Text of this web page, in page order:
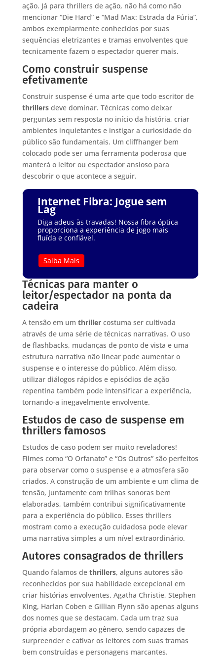
ação. Já para thrillers de ação, não há como não
mencionar “Die Hard” e “Mad Max: Estrada da Fúria”,
ambos exemplarmente conhecidos por suas
sequências eletrizantes e tramas envolventes que
tecnicamente fazem o espectador querer mais.
Como construir suspense
efetivamente
Construir suspense é uma arte que todo escritor de
thrillersdeve dominar. Técnicas como deixar
perguntas sem resposta no início da história, criar
ambientes inquietantes e instigar a curiosidade do
público são fundamentais. Um cliffhanger bem
colocado pode ser uma ferramenta poderosa que
manterá o leitor ou espectador ansioso para
descobrir o que acontece a seguir.
Internet Fibra: Jogue sem
Lag
Diga adeus às travadas! Nossa fibra óptica
proporciona a experiência de jogo mais
fluída e confiável.
Saiba Mais
Técnicas para manter o
leitor/espectador na ponta da
cadeira
A tensão em um thrillercostuma ser cultivada
através de uma série de técnicas narrativas. O uso
de flashbacks, mudanças de ponto de vista e uma
estrutura narrativa não linear pode aumentar o
suspense e o interesse do público. Além disso,
utilizar diálogos rápidos e episódios de ação
repentina também pode intensificar a experiência,
tornando-a inegavelmente envolvente.
Estudos de caso de suspense em
thrillers famosos
Estudos de caso podem ser muito reveladores!
Filmes como “O Orfanato” e “Os Outros” são perfeitos
para observar como o suspense e a atmosfera são
criados. A construção de um ambiente e um clima de
tensão, juntamente com trilhas sonoras bem
elaboradas, também contribui significativamente
para a experiência do público. Esses thrillers
mostram como a execução cuidadosa pode elevar
uma narrativa simples a um nível extraordinário.
Autores consagrados de thrillers
Quando falamos de thrillers, alguns autores são
reconhecidos por sua habilidade excepcional em
criar histórias envolventes. Agatha Christie, Stephen
King, Harlan Coben e Gillian Flynn são apenas alguns
dos nomes que se destacam. Cada um traz sua
própria abordagem ao gênero, sendo capazes de
surpreender e cativar os leitores com suas tramas
bem construídas e personagens marcantes.